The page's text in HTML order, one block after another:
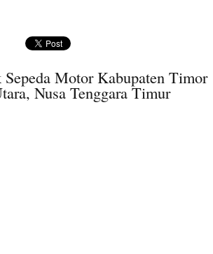
Sepeda Motor Kabupaten Timor
Nusa Tenggara Timur